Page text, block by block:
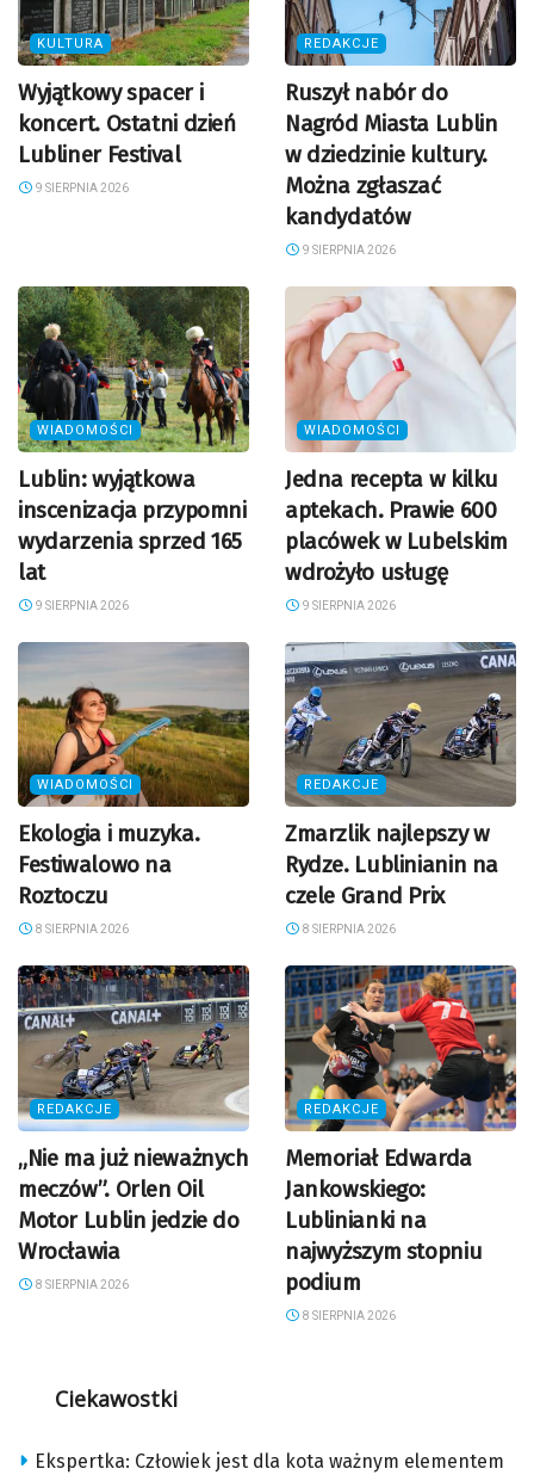
KULTURA
Wyjątkowy spacer i
koncert. Ostatni dzień
Lubliner Festival
9 SIERPNIA 2026
REDAKCJE
Ruszył nabór do
Nagród Miasta Lublin
w dziedzinie kultury.
Można zgłaszać
kandydatów
9 SIERPNIA 2026
WIADOMOŚCI
Lublin: wyjątkowa
inscenizacja przypomni
wydarzenia sprzed 165
lat
9 SIERPNIA 2026
WIADOMOŚCI
Jedna recepta w kilku
aptekach. Prawie 600
placówek w Lubelskim
wdrożyło usługę
9 SIERPNIA 2026
WIADOMOŚCI
Ekologia i muzyka.
Festiwalowo na
Roztoczu
8 SIERPNIA 2026
REDAKCJE
Zmarzlik najlepszy w
Rydze. Lublinianin na
czele Grand Prix
8 SIERPNIA 2026
REDAKCJE
„Nie ma już nieważnych
meczów”. Orlen Oil
Motor Lublin jedzie do
Wrocławia
8 SIERPNIA 2026
REDAKCJE
Memoriał Edwarda
Jankowskiego:
Lublinianki na
najwyższym stopniu
podium
8 SIERPNIA 2026
Ciekawostki
Ekspertka: Człowiek jest dla kota ważnym elementem